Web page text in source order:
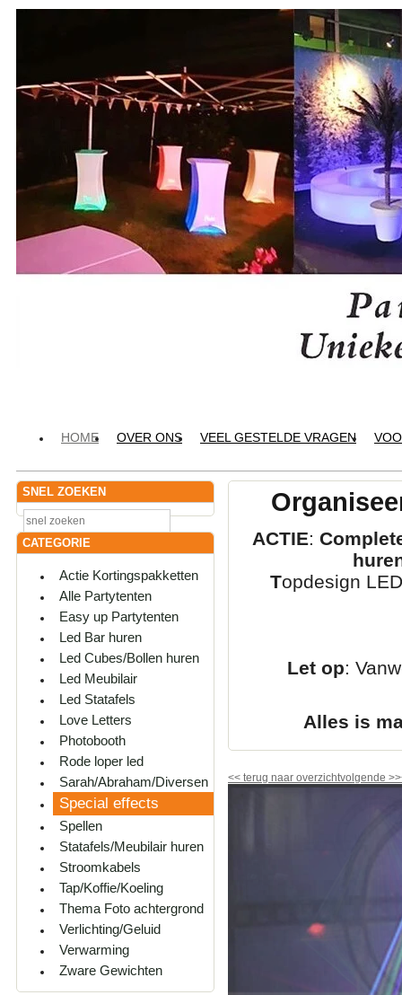
HOME OVER ONS VEEL GESTELDE VRAGEN
SNEL ZOEKEN
CATEGORIE
Actie Kortingspakketten
Alle Partytenten
Easy up Partytenten
Led Bar huren
Led Cubes/Bollen huren
Led Meubilair
Led Statafels
Love Letters
Photobooth
Rode loper led
Sarah/Abraham/Diversen
Special effects
Spellen
Statafels/Meubilair huren
Stroomkabels
Tap/Koffie/Koeling
Thema Foto achtergrond
Verlichting/Geluid
Verwarming
Zware Gewichten
ACTIE:
Topdesign
Let op:
Alles is
<< terug naar overzichtvolgende >>